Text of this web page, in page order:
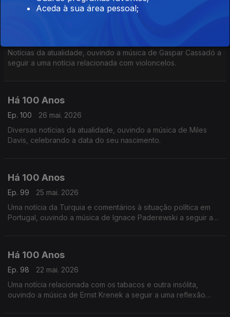
Notícias da atualidade, ouvindo a música de Gaspar Cassadó a
seguir a uma notícia relacionada com violoncelos.
Há 100 Anos
Ep. 100
26 mai. 2026
Diversas notícias da atualidade, ouvindo a música de Miles
Davis, celebrando a data do seu nascimento.
Há 100 Anos
Ep. 99
25 mai. 2026
Uma notícia da Turquia e comentários à situação política em
Portugal, ouvindo a música de Ignace Paderewski a seguir a
Há 100 Anos
Ep. 98
22 mai. 2026
Uma notícia relacionada com os tabacos e outra insólita,
ouvindo a música de Ernst Krenek a seguir a uma reflexão
Aceda à sua área pessoal;